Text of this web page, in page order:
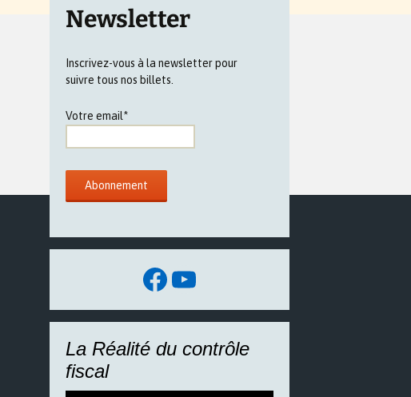
Newsletter
Inscrivez-vous à la newsletter pour
suivre tous nos billets.
Votre email*
Facebook
YouTube
La Réalité du contrôle
fiscal